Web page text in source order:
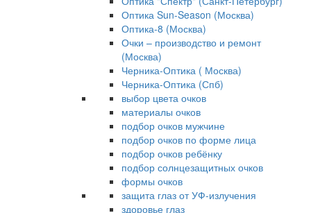
Оптика Sun-Season (Москва)
Оптика-8 (Москва)
Очки – производство и ремонт
(Москва)
Черника-Оптика ( Москва)
Черника-Оптика (Спб)
выбор цвета очков
материалы очков
подбор очков мужчине
подбор очков по форме лица
подбор очков ребёнку
подбор солнцезащитных очков
формы очков
защита глаз от УФ-излучения
здоровье глаз